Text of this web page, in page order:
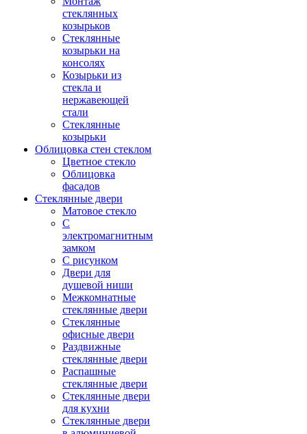
стеклянных
козырьков
Стеклянные
козырьки на
консолях
Козырьки из
стекла и
нержавеющей
стали
Стеклянные
козырьки
Облицовка стен стеклом
Цветное стекло
Облицовка
фасадов
Стеклянные двери
Матовое стекло
С
электромагнитным
замком
С рисунком
Двери для
душевой ниши
Межкомнатные
стеклянные двери
Стеклянные
офисные двери
Раздвижные
стеклянные двери
Распашные
стеклянные двери
Стеклянные двери
для кухни
Стеклянные двери